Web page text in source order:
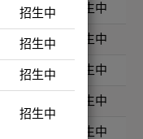
33 招生中
36 招生中
36 招生中
招生中
招生中
招生中
招生中
招生中
招生中